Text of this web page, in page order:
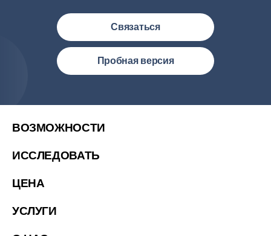
Связаться
Пробная версия
ВОЗМОЖНОСТИ
ИССЛЕДОВАТЬ
ЦЕНА
УСЛУГИ
Узбекистан (русский)
繁體中文
繁體中文(香港)